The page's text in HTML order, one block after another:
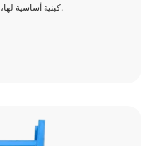
كبنية أساسية لها، وتصميم مدخل المياه المزدوج المميز.